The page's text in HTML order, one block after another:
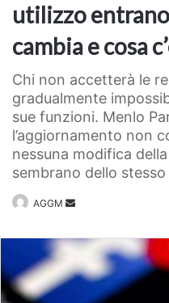
utilizzo
cambia e cosa
Chi non accetterà le
gradualmente
sue funzioni. Menlo
l’aggiornamento non
nessuna modifica
sembrano dello
AGGM
Invia